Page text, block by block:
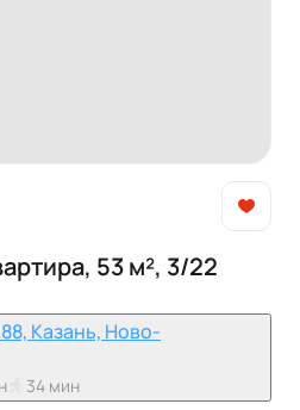
53 м², 3/22
Казань, Ново-
34 мин